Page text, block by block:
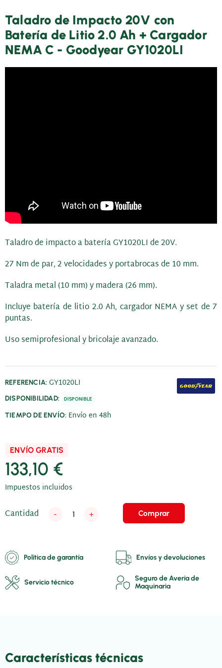
Taladro de Impacto 20V con
Batería de Litio 2.0 Ah + Cargador
NEMA C - Goodyear GY1020LI
Taladro de impacto a batería GY1020LI de 20V.
27 Nm de par, 2 velocidades y portabrocas de 10 mm.
Taladra metal (10 mm) y madera (26 mm).
Incluye batería de litio 2.0 Ah, cargador NEMA y set de 7
puntas.
Uso semiprofesional y bricolaje avanzado.
REFERENCIA: GY1020LI
DISPONIBILIDAD: DISPONIBLE
TIEMPO DE ENVÍO: Envío en 48h
ENVÍO GRATIS
133,10 €
Impuestos incluidos
Cantidad - + Comprar
Política de garantía Envíos y devoluciones
Servicio técnico
Seguro de Avería de
Maquinaria
Características técnicas